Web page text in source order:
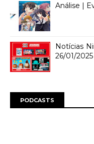
Análise |
Notícias
26/01/2025
PODCASTS